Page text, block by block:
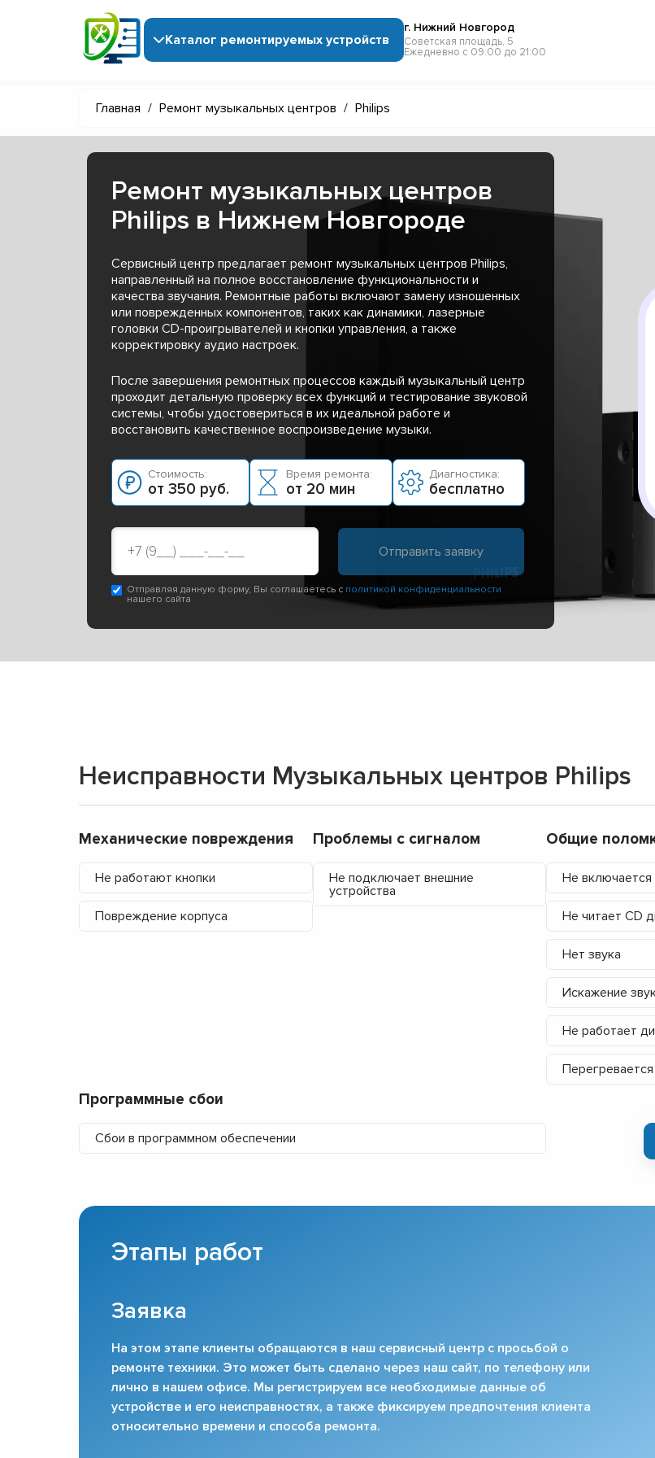
Каталог ремонтируемых устройств
г. Нижний Новгород
Советская площадь, 5
Ежедневно с 09:00 до 21:00
Главная / Ремонт музыкальных центров / Philips
Ремонт музыкальных центров
Philips в Нижнем Новгороде
Сервисный центр предлагает ремонт музыкальных центров Philips,
направленный на полное восстановление функциональности и
качества звучания. Ремонтные работы включают замену изношенных
или поврежденных компонентов, таких как динамики, лазерные
головки CD-проигрывателей и кнопки управления, а также
корректировку аудио настроек.
После завершения ремонтных процессов каждый музыкальный центр
проходит детальную проверку всех функций и тестирование звуковой
системы, чтобы удостовериться в их идеальной работе и
восстановить качественное воспроизведение музыки.
Стоимость:
от 350 руб.
Время ремонта:
от 20 мин
Диагностика:
бесплатно
Отправляя данную форму, Вы соглашаетесь с политикой конфиденциальности
нашего сайта
Неисправности Музыкальных центров Philips
Механические повреждения
Не работают кнопки
Повреждение корпуса
Проблемы с сигналом
Не подключает внешние
устройства
Общие
Не включается
Не читает CD
Нет звука
Искажение
Не работает
Перегревается
Программные сбои
Сбои в программном обеспечении
Этапы работ
Заявка
На этом этапе клиенты обращаются в наш сервисный центр с просьбой о
ремонте техники. Это может быть сделано через наш сайт, по телефону или
лично в нашем офисе. Мы регистрируем все необходимые данные об
устройстве и его неисправностях, а также фиксируем предпочтения клиента
относительно времени и способа ремонта.
▼